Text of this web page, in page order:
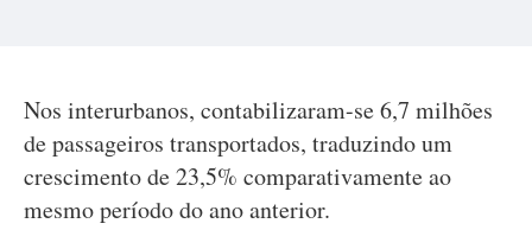
Nos interurbanos, contabilizaram-se 6,7 milhões
de passageiros transportados, traduzindo um
crescimento de 23,5% comparativamente ao
mesmo período do ano anterior.